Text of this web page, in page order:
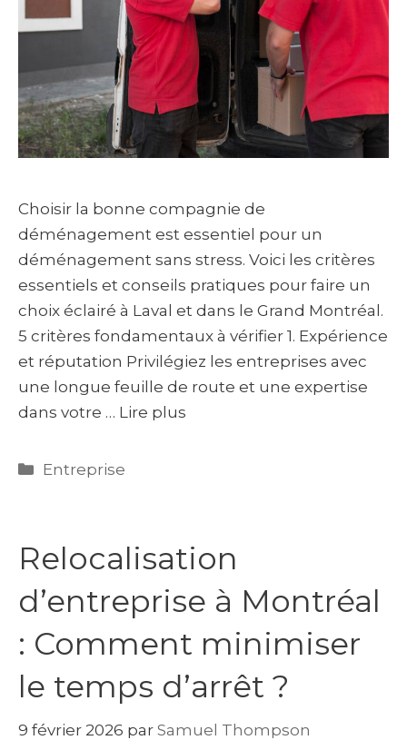
Choisir la bonne compagnie de
déménagement est essentiel pour un
déménagement sans stress. Voici les critères
essentiels et conseils pratiques pour faire un
choix éclairé à Laval et dans le Grand Montréal.
5 critères fondamentaux à vérifier 1. Expérience
et réputation Privilégiez les entreprises avec
une longue feuille de route et une expertise
dans votre … Lire plus
Catégories
Entreprise
Relocalisation
d’entreprise à Montréal
: Comment minimiser
le temps d’arrêt ?
9 février 2026 par Samuel Thompson